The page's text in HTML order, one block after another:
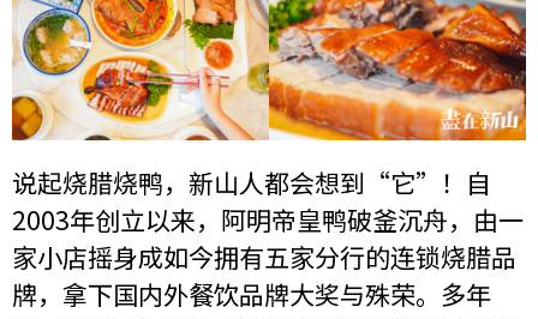
说起烧腊烧鸭，新山人都会想到“它”！自
2003年创立以来，阿明帝皇鸭破釜沉舟，由一
家小店摇身成如今拥有五家分行的连锁烧腊品
牌，拿下国内外餐饮品牌大奖与殊荣。多年